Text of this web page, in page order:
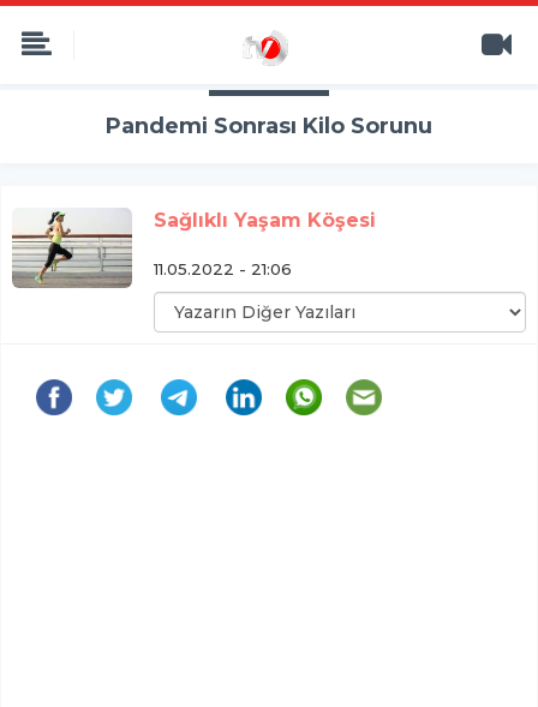
Pandemi Sonrası Kilo Sorunu
Sağlıklı Yaşam Köşesi
11.05.2022 - 21:06